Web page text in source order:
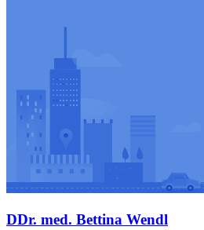
DDr. med. Bettina Wendl